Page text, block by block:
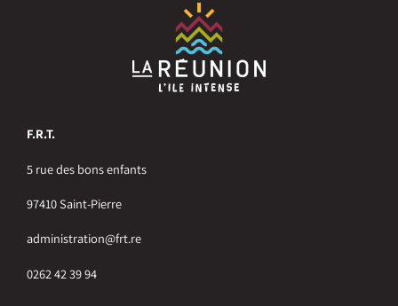
F.R.T.
5 rue des bons enfants
97410 Saint-Pierre
administration@frt.re
0262 42 39 94